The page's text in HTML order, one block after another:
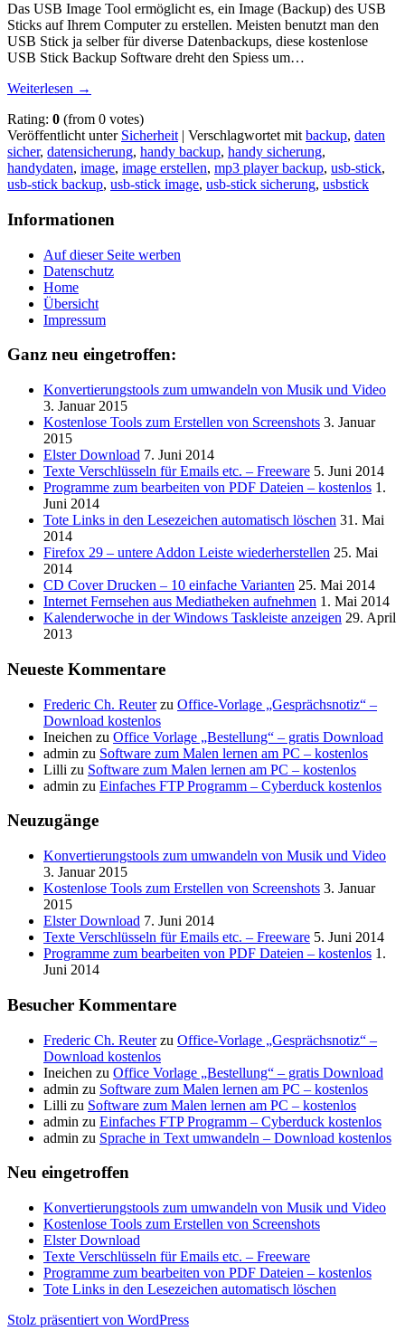
Das USB Image Tool ermöglicht es, ein Image (Backup) des USB
Sticks auf Ihrem Computer zu erstellen. Meisten benutzt man den
USB Stick ja selber für diverse Datenbackups, diese kostenlose
USB Stick Backup Software dreht den Spiess um…
Weiterlesen →
Rating: 0 (from 0 votes)
Veröffentlicht unter Sicherheit | Verschlagwortet mit backup, daten
sicher, datensicherung, handy backup, handy sicherung,
handydaten, image, image erstellen, mp3 player backup, usb-stick,
usb-stick backup, usb-stick image, usb-stick sicherung, usbstick
Informationen
Auf dieser Seite werben
Datenschutz
Home
Übersicht
Impressum
Ganz neu eingetroffen:
Konvertierungstools zum umwandeln von Musik und Video
3. Januar 2015
Kostenlose Tools zum Erstellen von Screenshots 3. Januar
2015
Elster Download 7. Juni 2014
Texte Verschlüsseln für Emails etc. – Freeware 5. Juni 2014
Programme zum bearbeiten von PDF Dateien – kostenlos 1.
Juni 2014
Tote Links in den Lesezeichen automatisch löschen 31. Mai
2014
Firefox 29 – untere Addon Leiste wiederherstellen 25. Mai
2014
CD Cover Drucken – 10 einfache Varianten 25. Mai 2014
Internet Fernsehen aus Mediatheken aufnehmen 1. Mai 2014
Kalenderwoche in der Windows Taskleiste anzeigen 29. April
2013
Neueste Kommentare
Frederic Ch. Reuterzu Office-Vorlage „Gesprächsnotiz“ –
Download kostenlos
Ineichen zu Office Vorlage „Bestellung“ – gratis Download
admin zu Software zum Malen lernen am PC – kostenlos
Lilli zu Software zum Malen lernen am PC – kostenlos
admin zu Einfaches FTP Programm – Cyberduck kostenlos
Neuzugänge
Konvertierungstools zum umwandeln von Musik und Video
3. Januar 2015
Kostenlose Tools zum Erstellen von Screenshots 3. Januar
2015
Elster Download 7. Juni 2014
Texte Verschlüsseln für Emails etc. – Freeware 5. Juni 2014
Programme zum bearbeiten von PDF Dateien – kostenlos 1.
Juni 2014
Besucher Kommentare
Frederic Ch. Reuterzu Office-Vorlage „Gesprächsnotiz“ –
Download kostenlos
Ineichen zu Office Vorlage „Bestellung“ – gratis Download
admin zu Software zum Malen lernen am PC – kostenlos
Lilli zu Software zum Malen lernen am PC – kostenlos
admin zu Einfaches FTP Programm – Cyberduck kostenlos
admin zu Sprache in Text umwandeln – Download kostenlos
Neu eingetroffen
Konvertierungstools zum umwandeln von Musik und Video
Kostenlose Tools zum Erstellen von Screenshots
Elster Download
Texte Verschlüsseln für Emails etc. – Freeware
Programme zum bearbeiten von PDF Dateien – kostenlos
Tote Links in den Lesezeichen automatisch löschen
Stolz präsentiert von WordPress